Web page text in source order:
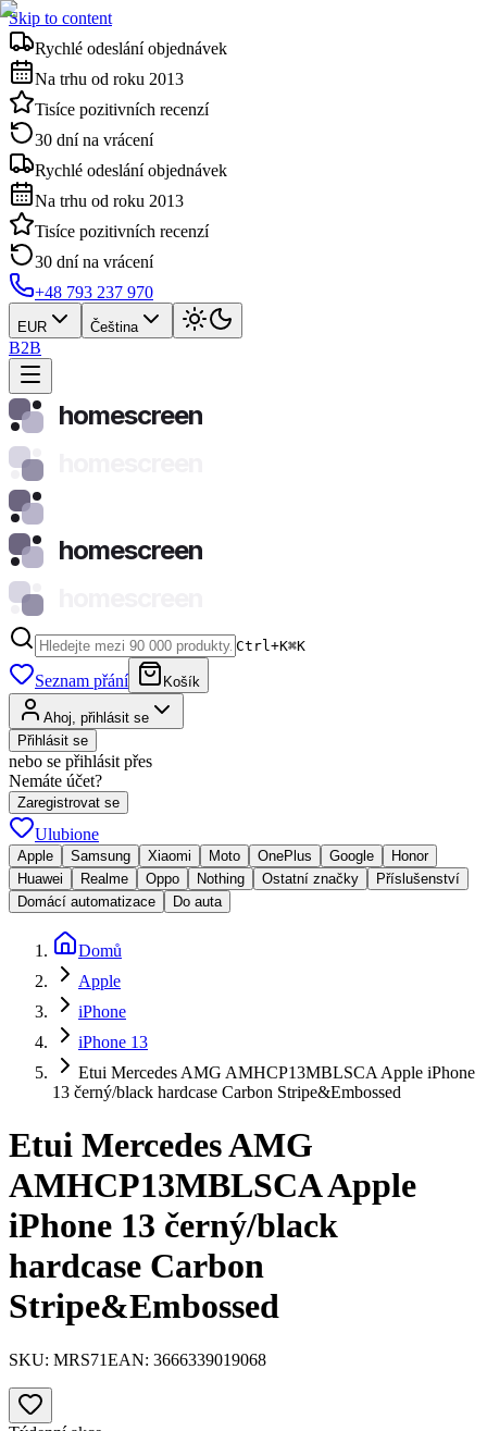
Skip to content
Rychlé odeslání objednávek
Na trhu od roku 2013
Tisíce pozitivních recenzí
30 dní na vrácení
Rychlé odeslání objednávek
Na trhu od roku 2013
Tisíce pozitivních recenzí
30 dní na vrácení
+48 793 237 970
EUR Čeština
B2B
homescreen
homescreen
Ctrl+K⌘K
Seznam přání Košík
Ahoj, přihlásit se
Přihlásit se
nebo se přihlásit přes
Nemáte účet?
Zaregistrovat se
Ulubione
Apple Samsung Xiaomi Moto OnePlus Google
Honor
Huawei
Realme Oppo Nothing Ostatní značky
Příslušenství
Domácí automatizace
Do auta
Domů
Apple
iPhone
iPhone 13
Etui Mercedes AMG AMHCP13MBLSCA Apple iPhone
13 černý/black hardcase Carbon Stripe&Embossed
Etui Mercedes AMG
AMHCP13MBLSCA Apple
iPhone 13 černý/black
hardcase Carbon
Stripe&Embossed
SKU: MRS71EAN: 3666339019068